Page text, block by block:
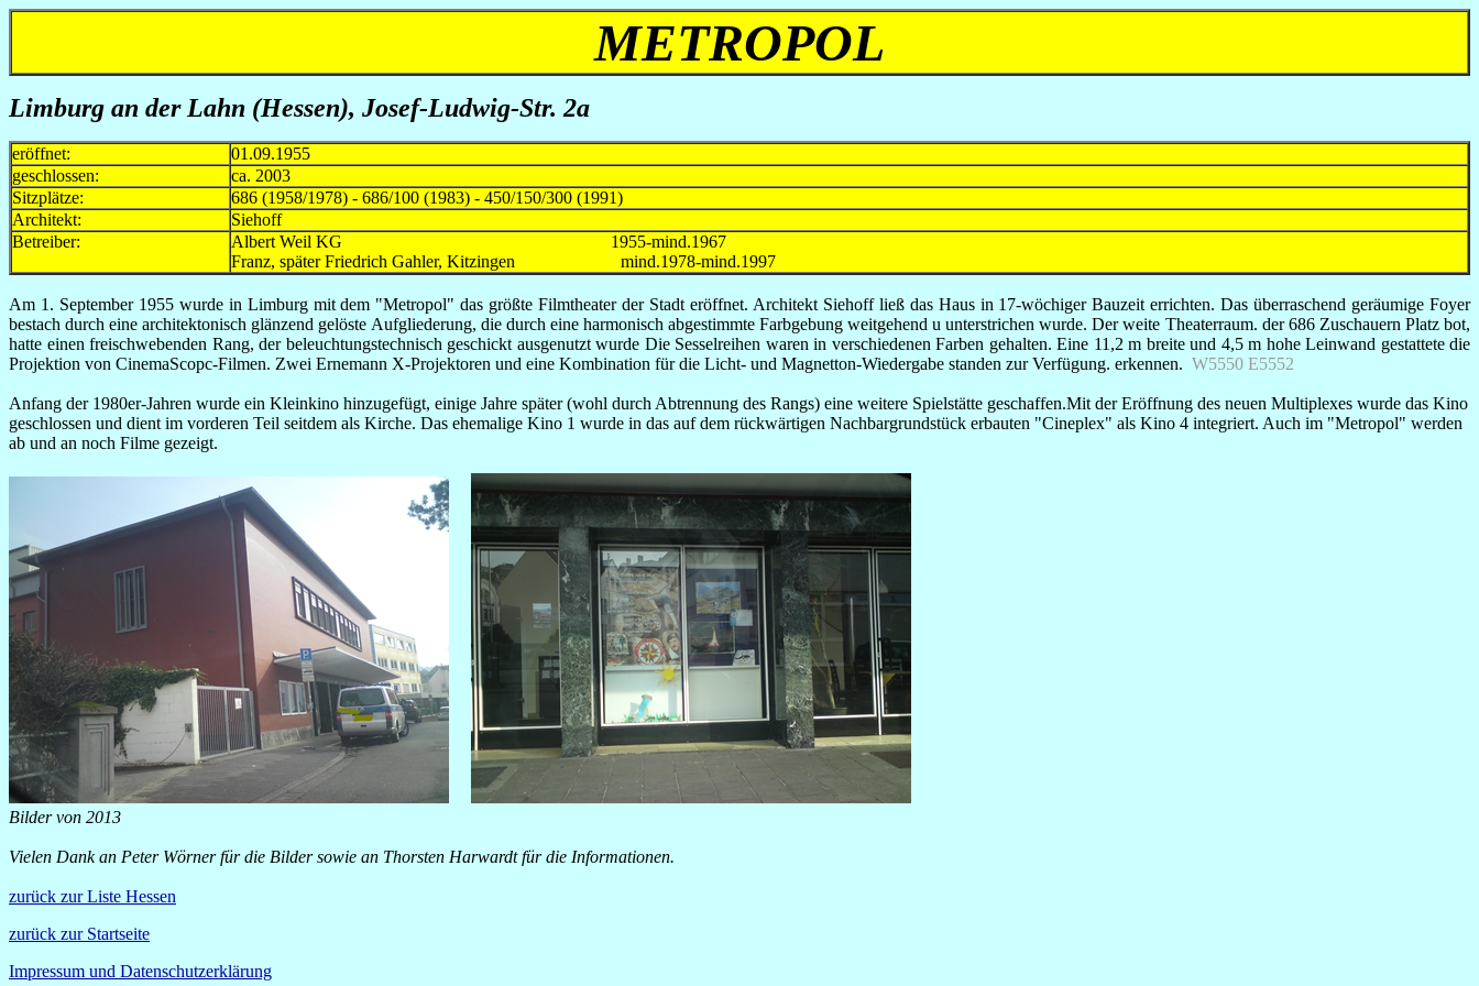
METROPOL
Limburg an der Lahn (Hessen), Josef-Ludwig-Str. 2a
eröffnet:
01.09.1955
geschlossen:
ca. 2003
Sitzplätze:
686 (1958/1978) - 686/100 (1983) - 450/150/300 (1991)
Architekt:
Siehoff
Betreiber:
Albert Weil KG 1955-mind.1967
Franz, später Friedrich Gahler, Kitzingen mind.1978-mind.1997
Am 1. September 1955 wurde in Limburg mit dem "Metropol" das größte Filmtheater der Stadt eröffnet. Architekt Siehoff ließ das Haus in 17-wöchiger Bauzeit errichten. Das überraschend geräumige Foyer
bestach durch eine architektonisch glänzend gelöste Aufgliederung, die durch eine harmonisch abgestimmte Farbgebung weitgehend u unterstrichen wurde. Der weite Theaterraum. der 686 Zuschauern Platz bot,
hatte einen freischwebenden Rang, der beleuchtungstechnisch geschickt ausgenutzt wurde Die Sesselreihen waren in verschiedenen Farben gehalten. Eine 11,2 m breite und 4,5 m hohe Leinwand gestattete die
Projektion von CinemaScopc-Filmen. Zwei Ernemann X-Projektoren und eine Kombination für die Licht- und Magnetton-Wiedergabe standen zur Verfügung. erkennen. W5550 E5552
Anfang der 1980er-Jahren wurde ein Kleinkino hinzugefügt, einige Jahre später (wohl durch Abtrennung des Rangs) eine weitere Spielstätte geschaffen.Mit der Eröffnung des neuen Multiplexes wurde das Kino
geschlossen und dient im vorderen Teil seitdem als Kirche. Das ehemalige Kino 1 wurde in das auf dem rückwärtigen Nachbargrundstück erbauten "Cineplex" als Kino 4 integriert. Auch im "Metropol" werden
ab und an noch Filme gezeigt.
Bilder von 2013
Vielen Dank an Peter Wörner für die Bilder sowie an Thorsten Harwardt für die Informationen.
zurück zur Liste Hessen
zurück zur Startseite
Impressum und Datenschutzerklärung